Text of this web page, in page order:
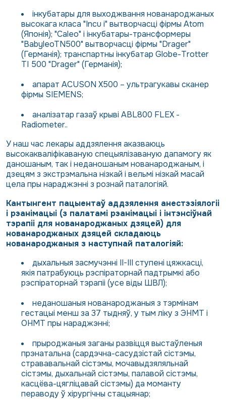
інкубатары для выходжвання нованароджаных
высокага класа "Incu i" вытворчасці фірмы Atom
(Японія); "Саleo" і інкубатары-трансформеры
"BabyleoTN500" вытворчасці фірмы "Drager"
(Германія); транспартны інкубатар Globe-Trotter
TI 500 "Drager" (Германія);
апарат ACUSON X500 – ультрагукавы сканер
фірмы SIEMENS;
аналізатар газаў крыві ABL800 FLEX -
Radiometer..
У наш час лекары аддзялення аказваюць
высокакваліфікаваную спецыялізаваную дапамогу як
даношаным, так і неданошаным нованароджаным, і
дзецям з экстрэмальна нізкай і вельмі нізкай масай
цела пры нараджэнні з рознай паталогіяй.
Кантынгент пацыентаў аддзялення анестэзіялогіі
і рэанімацыі (з палатамі рэанімацыі і інтэнсіўнай
тэрапіі для нованароджаных дзяцей) для
нованароджаных дзяцей складаюць
нованароджаныя з наступнай паталогіяй:
дыхальныя засмучэнні II-III ступені цяжкасці,
якія патрабуюць рэспіраторнай падтрымкі або
рэспіраторнай тэрапіі (усе віды ШВЛ);
неданошаныя нованароджаныя з тэрмінам
гестацыі менш за 37 тыдняў, у тым ліку з ЭНМТ і
ОНМТ пры нараджэнні;
прыроджаныя заганы развіцця выстаўленыя
прэнатальна (сардэчна-сасудзістай сістэмы,
стрававальнай сістэмы, мочавыдзяляльнай
сістэмы, дыхальнай сістэмы, палавой сістэмы,
касцёва-цягліцавай сістэмы) да моманту
пераводу ў хірургічны стацыянар;